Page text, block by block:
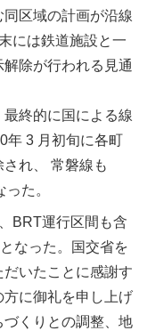
区域の計画が沿線
には鉄道施設と一
除が行われる見通
終的に国による線
年 3 月初旬に各町
れ、 常磐線も
た。
BRT運行区間も含
なった。国交省を
いたことに感謝す
に御礼を申し上げ
くりとの調整、地